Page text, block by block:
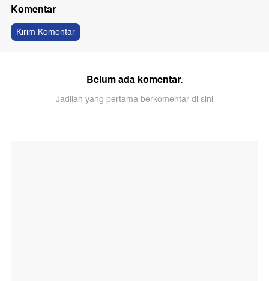
Komentar
Kirim Komentar
Belum ada komentar.
Jadilah yang pertama berkomentar di sini